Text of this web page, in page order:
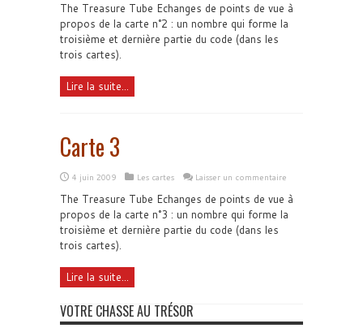
The Treasure Tube Echanges de points de vue à
propos de la carte n°2 : un nombre qui forme la
troisième et dernière partie du code (dans les
trois cartes).
Lire la suite...
Carte 3
4 juin 2009 Les cartes Laisser un commentaire
The Treasure Tube Echanges de points de vue à
propos de la carte n°3 : un nombre qui forme la
troisième et dernière partie du code (dans les
trois cartes).
Lire la suite...
VOTRE CHASSE AU TRÉSOR